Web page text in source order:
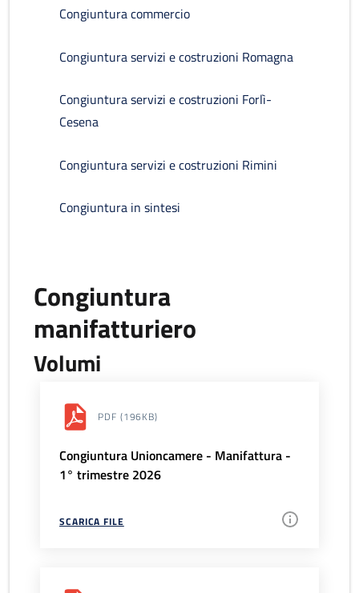
Congiuntura commercio
Congiuntura servizi e costruzioni Romagna
Congiuntura servizi e costruzioni Forlì-
Cesena
Congiuntura servizi e costruzioni Rimini
Congiuntura in sintesi
Congiuntura
manifatturiero
Volumi
PDF (196KB)
Congiuntura Unioncamere - Manifattura -
1° trimestre 2026
SCARICA FILE